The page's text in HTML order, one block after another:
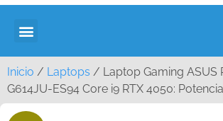
Inicio / Laptops / Laptop Gaming ASUS
G614JU-ES94 Core i9 RTX 4050: